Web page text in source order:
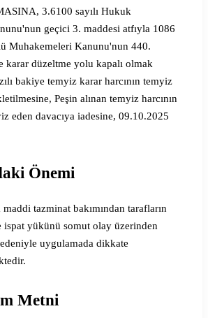
3.6100 sayılı Hukuk
geçici 3. maddesi atfıyla 1086
Muhakemeleri Kanunu'nun 440.
karar düzeltme yolu kapalı olmak
bakiye temyiz karar harcının temyiz
Peşin alınan temyiz harcının
eden davacıya iadesine, 09.10.2025
Önemi
tazminat bakımından tarafların
ispat yükünü somut olay üzerinden
uygulamada dikkate
Metni